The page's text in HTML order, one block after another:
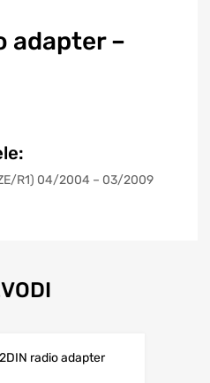
adapter –
R1) 04/2004 – 03/2009